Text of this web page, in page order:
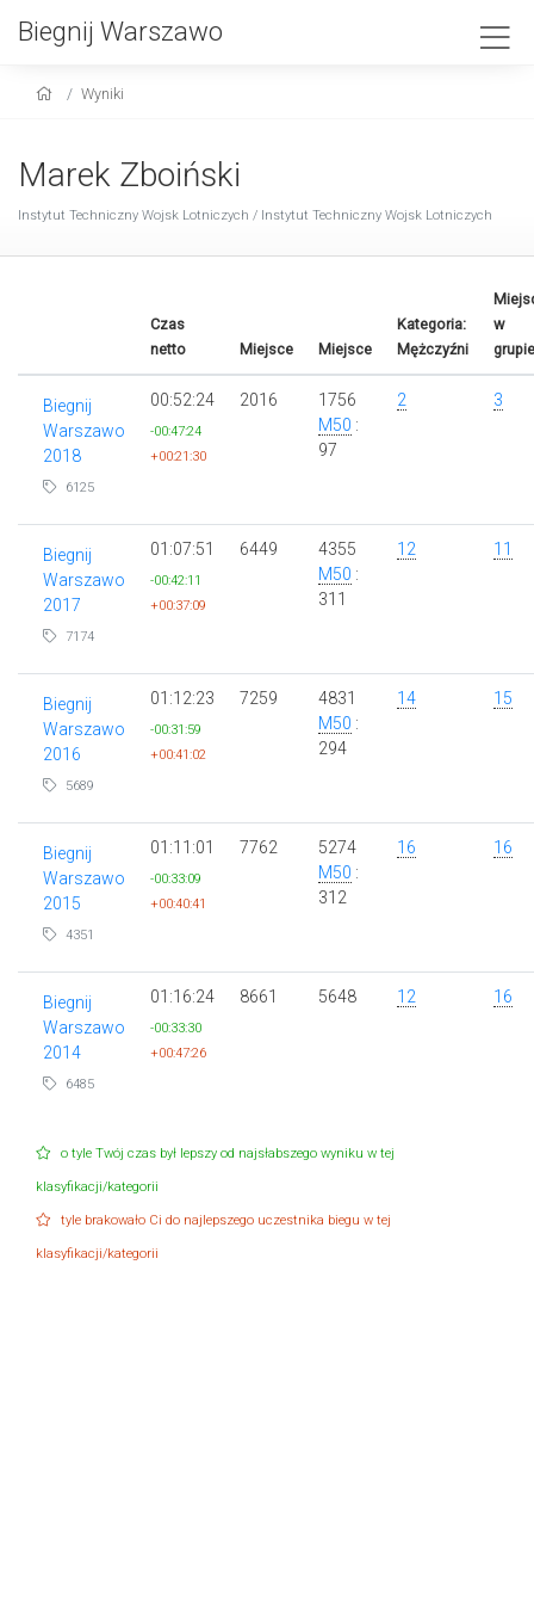
Biegnij Warszawo
Wyniki
Marek Zboiński
Instytut Techniczny Wojsk Lotniczych / Instytut Techniczny Wojsk Lotniczych
Czas
netto
Miejsce Miejsce
Kategoria:
Mężczyźni
w
grupie
Biegnij
Warszawo
2018
6125
00:52:24
-00:47:24
+00:21:30
2016
1756
M50 :
97
2 3
Biegnij
Warszawo
2017
7174
01:07:51
-00:42:11
+00:37:09
6449
4355
M50 :
311
12 11
Biegnij
Warszawo
2016
5689
01:12:23
-00:31:59
+00:41:02
7259
4831
M50 :
294
14 15
Biegnij
Warszawo
2015
4351
01:11:01
-00:33:09
+00:40:41
7762
5274
M50 :
312
16 16
Biegnij
Warszawo
2014
6485
01:16:24
-00:33:30
+00:47:26
8661 5648 12 16
o tyle Twój czas był lepszy od najsłabszego wyniku w tej
klasyfikacji/kategorii
tyle brakowało Ci do najlepszego uczestnika biegu w tej
klasyfikacji/kategorii